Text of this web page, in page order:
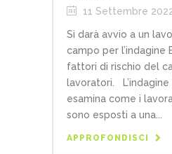
11 Settembre
Si darà avvio a un
campo per l’indagine
fattori di rischio del
lavoratori.
esamina come i
sono esposti a una...
APPROFONDISCI